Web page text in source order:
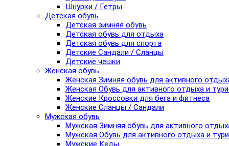
Шнурки / Гетры
Детская обувь
Детская зимняя обувь
Детская обувь для отдыха
Детская обувь для спорта
Детские Сандали / Сланцы
Детские чешки
Женская обувь
Женская Зимняя обувь для активного
Женская Обувь для активного отдыха и
Женские Кроссовки для бега и фитнеса
Женские Сланцы / Сандали
Мужская обувь
Мужская Зимняя обувь для активного
Мужская Обувь для активного отдыха и
Мужские Кеды